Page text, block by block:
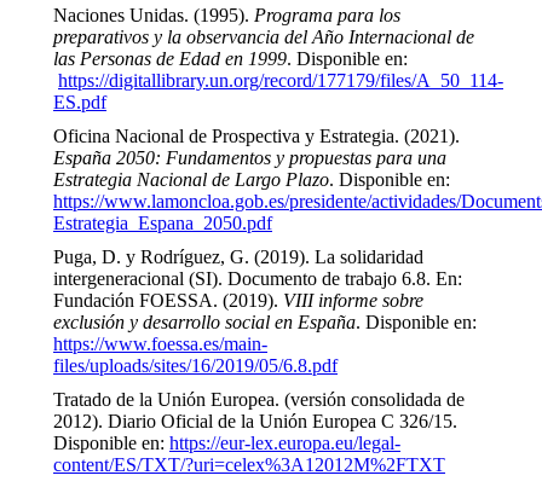
Naciones Unidas. (1995). Programa para los
preparativos y la observancia del Año Internacional de
las Personas de Edad en 1999. Disponible en:
https://digitallibrary.un.org/record/177179/files/A_50_114-
ES.pdf
Oficina Nacional de Prospectiva y Estrategia. (2021).
España 2050: Fundamentos y propuestas para una
Estrategia Nacional de Largo Plazo. Disponible en:
https://www.lamoncloa.gob.es/presidente/actividades/
Estrategia_Espana_2050.pdf
Puga, D. y Rodríguez, G. (2019). La solidaridad
intergeneracional (SI). Documento de trabajo 6.8. En:
Fundación FOESSA. (2019). VIII informe sobre
exclusión y desarrollo social en España. Disponible en:
https://www.foessa.es/main-
files/uploads/sites/16/2019/05/6.8.pdf
Tratado de la Unión Europea. (versión consolidada de
2012). Diario Oficial de la Unión Europea C 326/15.
Disponible en: https://eur-lex.europa.eu/legal-
content/ES/TXT/?uri=celex%3A12012M%2FTXT